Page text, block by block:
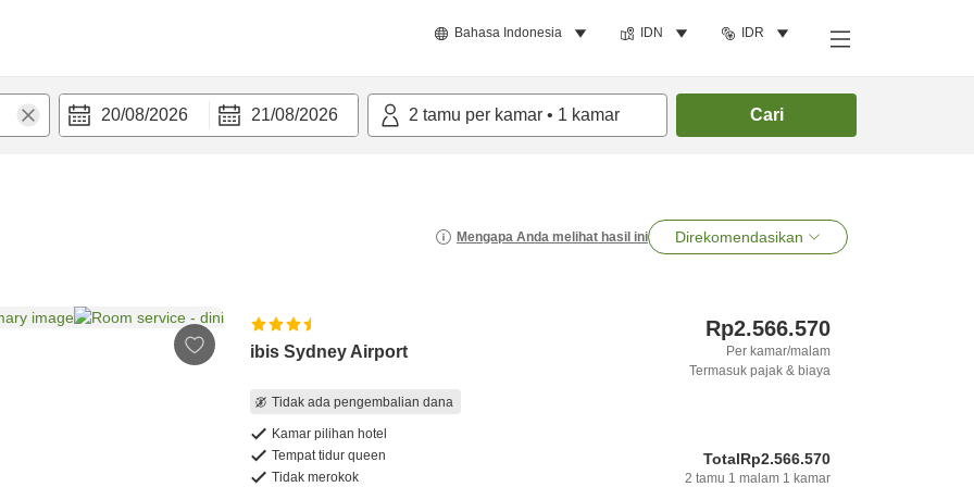
Bahasa Indonesia IDN IDR
20/08/2026 21/08/2026 2 tamu per kamar • 1 kamar Cari
Mengapa Anda melihat hasil ini Direkomendasikan
ibis Sydney Airport
Tidak ada pengembalian dana
Kamar pilihan hotel
Tempat tidur queen
Tidak merokok
Rp2.566.570
Per kamar/malam
Termasuk pajak & biaya
TotalRp2.566.570
2 tamu 1 malam 1 kamar